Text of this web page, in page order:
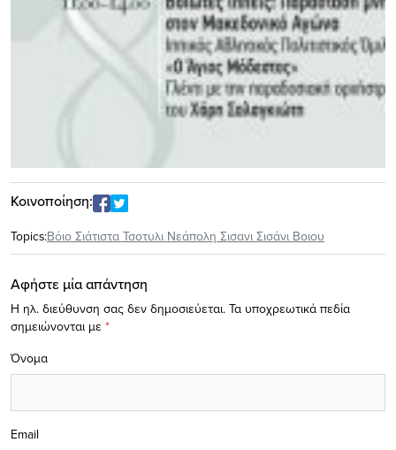
Κοινοποίηση:
Topics:Βόιο Σιάτιστα Τσοτυλι Νεάπολη Σισανι Σισάνι Βοιου
Αφήστε μία απάντηση
Η ηλ. διεύθυνση σας δεν δημοσιεύεται. Τα υποχρεωτικά πεδία
σημειώνονται με *
Όνομα
Email